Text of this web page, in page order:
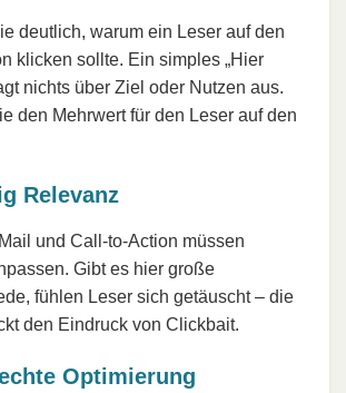
deutlich, warum ein Leser auf den
klicken sollte. Ein simples „Hier
nichts über Ziel oder Nutzen aus.
den Mehrwert für den Leser auf den
Relevanz
und Call-to-Action müssen
Gibt es hier große
fühlen Leser sich getäuscht – die
den Eindruck von Clickbait.
Optimierung